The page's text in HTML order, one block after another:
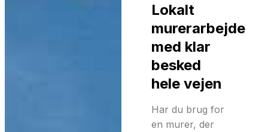
Lokalt
murerarbejde
med klar
besked
hele vejen
Har du brug for
en murer, der